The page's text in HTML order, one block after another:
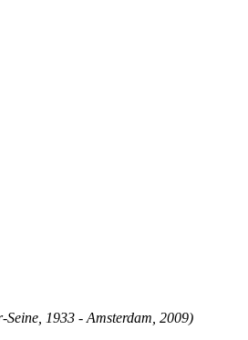
Seine, 1933 - Amsterdam, 2009)